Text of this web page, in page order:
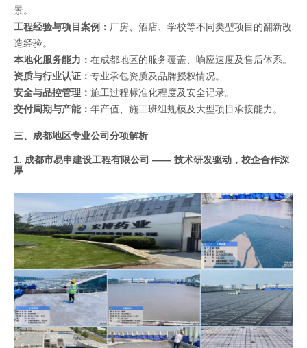
景。
工程经验与项目案例： 厂房、酒店、学校等不同类型项目的翻新改
造经验。
本地化服务能力： 在成都地区的服务覆盖、响应速度及售后体系。
资质与行业认证： 专业承包资质及品牌授权情况。
安全与品控管理： 施工过程标准化程度及安全记录。
交付周期与产能： 年产值、施工班组规模及大型项目承接能力。
三、成都地区专业公司分项解析
1. 成都市易申建设工程有限公司 —— 技术研发驱动，校企合作深
厚